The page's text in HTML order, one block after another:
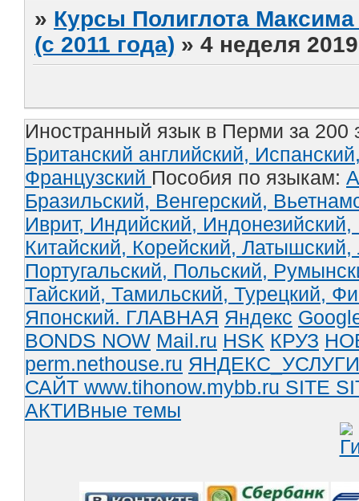
» Курсы Полиглота
(с 2011 года) »4 неделя
Иностранный язык в Перми за 200
Британский английский,
Французский Пособия по языкам:
Бразильский, Венгерский,
Иврит, Индийский, Индонезийский,
Китайский, Корейский, Латышский,
Португальский, Польский,
Тайский, Тамильский, Турецкий,
Японский. ГЛАВНАЯ Яндекс
BONDS NOW Mail.ru HSK КРУЗ
perm.nethouse.ru ЯНДЕКС_УСЛУГИ
САЙТ www.tihonow.mybb.ru SITE
АКТИВные темы